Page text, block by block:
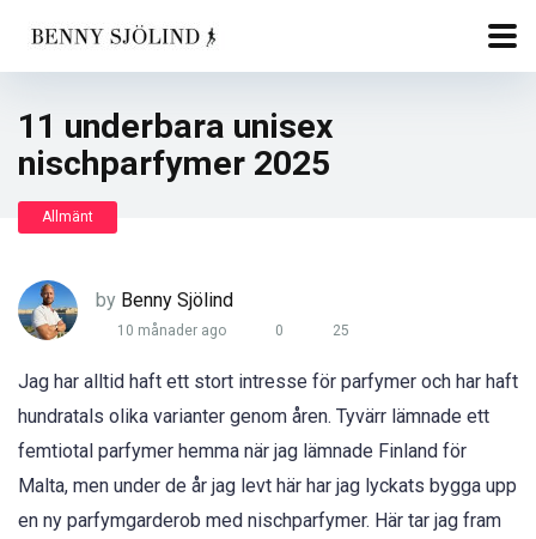
11 underbara unisex
nischparfymer 2025
Allmänt
by Benny Sjölind
10 månader ago 0 25
Jag har alltid haft ett stort intresse för parfymer och har haft
hundratals olika varianter genom åren. Tyvärr lämnade ett
femtiotal parfymer hemma när jag lämnade Finland för
Malta, men under de år jag levt här har jag lyckats bygga upp
en ny parfymgarderob med nischparfymer. Här tar jag fram